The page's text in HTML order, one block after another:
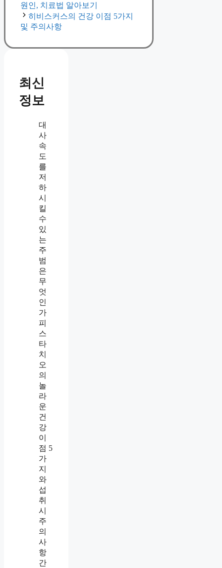
원인, 치료법 알아보기
히비스커스의 건강 이점 5가지
및 주의사항
최신
정보
대
사
속
도
를
저
하
시
킬
수
있
는
주
범
은
무
엇
인
가
피
스
타
치
오
의
놀
라
운
건
강
이
점 5
가
지
와
섭
취
시
주
의
사
항
간